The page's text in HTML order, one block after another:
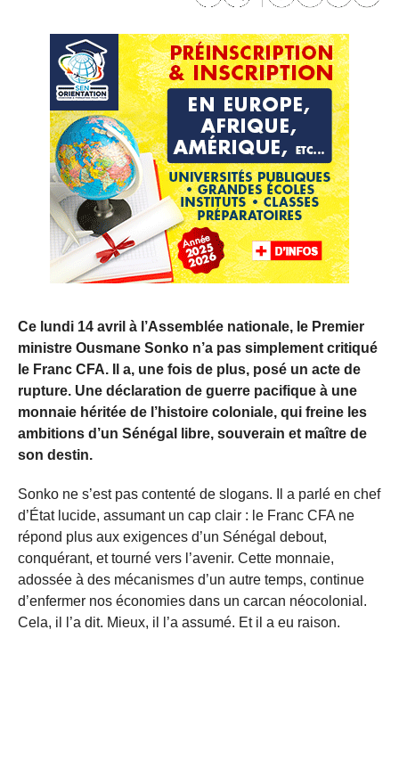
Ce lundi 14 avril à l’Assemblée nationale, le Premier
ministre Ousmane Sonko n’a pas simplement critiqué
le Franc CFA. Il a, une fois de plus, posé un acte de
rupture. Une déclaration de guerre pacifique à une
monnaie héritée de l’histoire coloniale, qui freine les
ambitions d’un Sénégal libre, souverain et maître de
son destin.
Sonko ne s’est pas contenté de slogans. Il a parlé en chef
d’État lucide, assumant un cap clair : le Franc CFA ne
répond plus aux exigences d’un Sénégal debout,
conquérant, et tourné vers l’avenir. Cette monnaie,
adossée à des mécanismes d’un autre temps, continue
d’enfermer nos économies dans un carcan néocolonial.
Cela, il l’a dit. Mieux, il l’a assumé. Et il a eu raison.